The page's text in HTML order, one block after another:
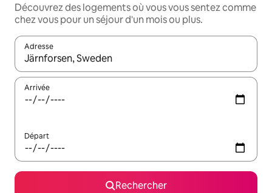
Découvrez des logements où vous vous sentez comme
chez vous pour un séjour d'un mois ou plus.
Adresse
Lorsque les résultats s'affichent, utilisez les flèches vers le
Arrivée
Départ
Rechercher